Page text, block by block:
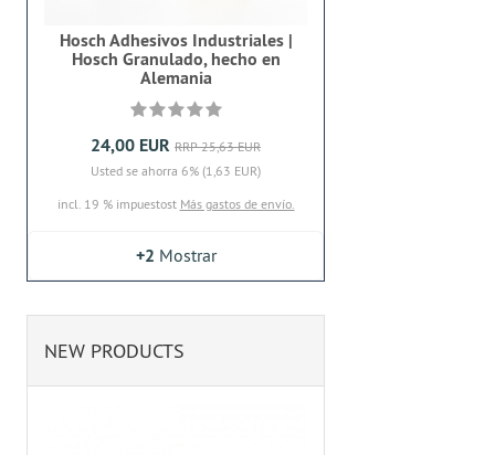
Hosch Adhesivos Industriales |
Hosch Granulado, hecho en
Alemania
24,00 EUR RRP 25,63 EUR
Usted se ahorra 6% (1,63 EUR)
incl. 19 % impuestost Más gastos de envío.
+2 Mostrar
NEW PRODUCTS